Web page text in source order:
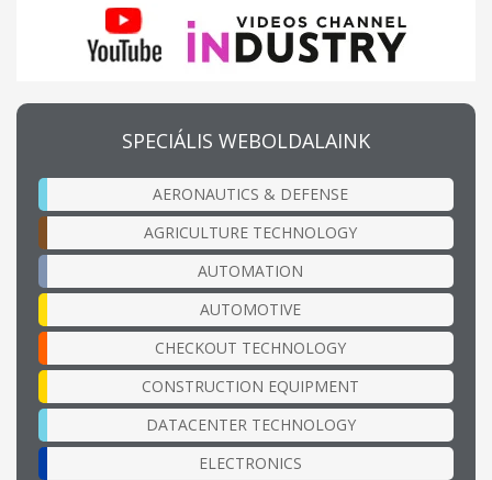
SPECIÁLIS WEBOLDALAINK
AERONAUTICS & DEFENSE
AGRICULTURE TECHNOLOGY
AUTOMATION
AUTOMOTIVE
CHECKOUT TECHNOLOGY
CONSTRUCTION EQUIPMENT
DATACENTER TECHNOLOGY
ELECTRONICS